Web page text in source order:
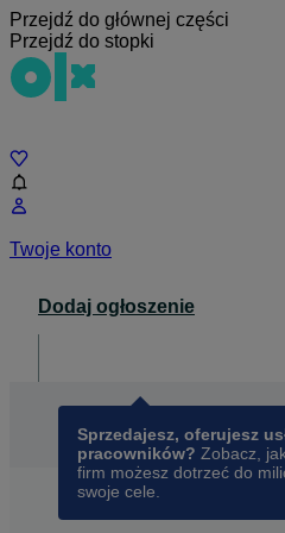
Przejdź do głównej części
Przejdź do stopki
Twoje konto
Dodaj ogłoszenie
Sprzedajesz, oferujesz
pracowników? Zobacz,
firm możesz dotrzeć do
swoje cele.